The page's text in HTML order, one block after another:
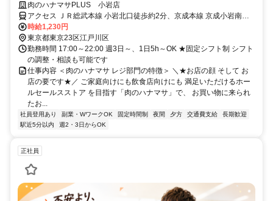
◎学生・主婦・フリーター活躍中
肉のハナマサPLUS 小岩店
アクセス ＪＲ総武本線 小岩北口徒歩約2分、京成本線 京成小岩南口
徒歩約17分、京成本線 江戸川徒歩約23分 「小岩駅」から徒歩2分
時給1,230円
東京都東京23区江戸川区
勤務時間 17:00～22:00 週3日～、1日5h～OK ★固定シフト制 シフト
の調整・相談も可能です
仕事内容 ＜肉のハナマサ レジ部門の特徴＞ ＼★お店の顔 そして お
店の要です★／ ご家庭向けにも飲食店向けにも 満足いただけるホー
ルセールスストア を目指す「肉のハナマサ」で、 お買い物に来られ
たお...
社員登用あり 副業・WワークOK 固定時間制 夜間 夕方 交通費支給
長期歓迎
駅近5分以内
週2・3日からOK
正社員